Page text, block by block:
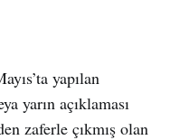
yapılan
yarın açıklaması
zaferle çıkmış olan